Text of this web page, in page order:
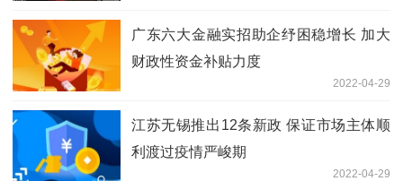
广东六大金融实招助企纾困稳增长 加大
财政性资金补贴力度
2022-04-29
江苏无锡推出12条新政 保证市场主体顺
利渡过疫情严峻期
2022-04-29